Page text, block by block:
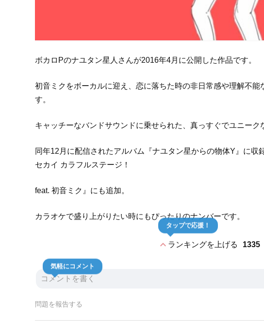
ボカロPのナユタン星人さんが2016年4月に公開した作品です。
初音ミクをボーカルに迎え、恋に落ちた時の非日常感や理解不
す。
キャッチーなバンドサウンドに乗せられた、真っすぐでユニーク
同年12月に配信されたアルバム『ナユタン星からの物体Y』に収
セカイ カラフルステージ！
feat. 初音ミク』にも追加。
カラオケで盛り上がりたい時にもぴったりのナンバーです。
expand_lessランキングを上げる 1335
タップで応援！
気軽にコメント
問題を報告する